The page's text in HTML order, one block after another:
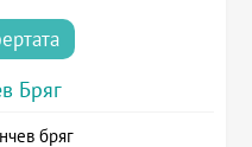
Бряг
бряг